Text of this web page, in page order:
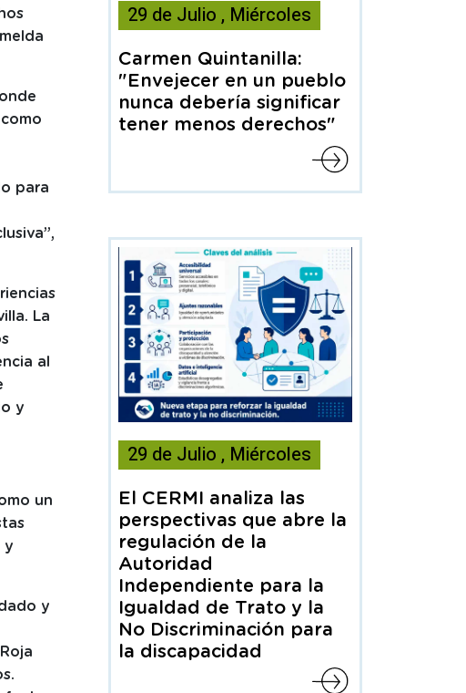
para
La
al
y
un
y
y
noticia
Articulo
29 de Julio , Miércoles
Carmen Quintanilla:
"Envejecer en un pueblo
nunca debería significar
tener menos derechos"
noticia
Articulo
29 de Julio , Miércoles
El CERMI analiza las
perspectivas que abre la
regulación de la
Autoridad
Independiente para la
Igualdad de Trato y la
No Discriminación para
la discapacidad